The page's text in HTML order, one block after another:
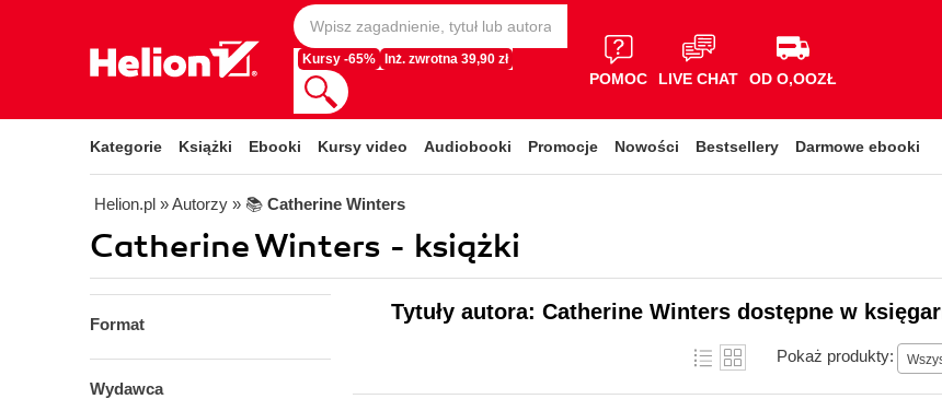
Kursy -65% Inż. zwrotna 39,90 zł
POMOC LIVE CHAT OD O,OOZŁ
Kategorie Książki Ebooki Kursy video Audiobooki Promocje Nowości Bestsellery Darmowe ebooki
Helion.pl » Autorzy » 📚 Catherine Winters
Catherine Winters - książki
Format
Wydawca
Tytuły autora: Catherine Winters dostępne w
Pokaż produkty: